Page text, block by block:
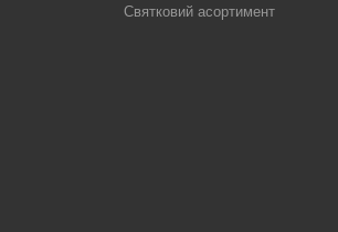
Святковий асортимент